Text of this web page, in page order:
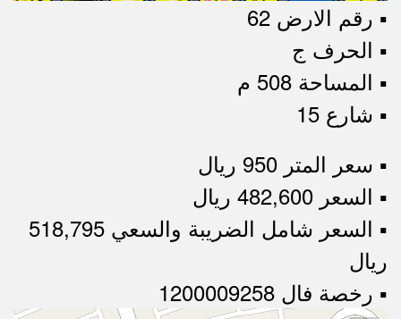
▪︎ رقم الارض 62
▪︎ الحرف ج
▪︎ المساحة 508 م
▪︎ شارع 15
▪︎ سعر المتر 950 ريال
▪︎ السعر 482,600 ريال
▪︎ السعر شامل الضريبة والسعي 518,795
ريال
▪︎ رخصة فال 1200009258